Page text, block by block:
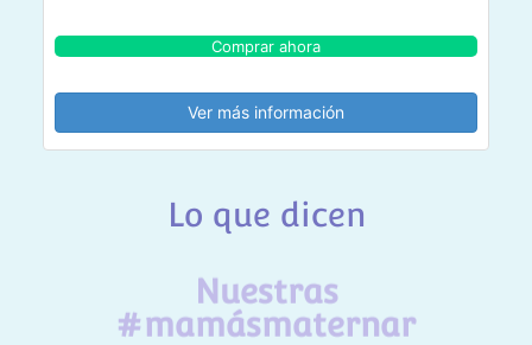
Comprar ahora
Ver más información
Lo que dicen
Nuestras
#mamásmaternar